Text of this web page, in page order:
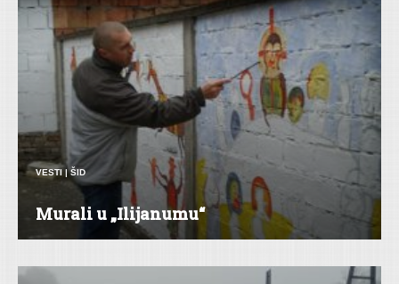
VESTI |ŠID
Murali u „Ilijanumu“